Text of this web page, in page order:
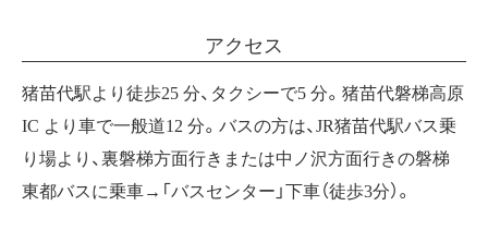
アクセス
猪苗代駅より徒歩25 分、タクシーで5 分。猪苗代磐梯高原
IC より車で一般道12 分。バスの方は、JR猪苗代駅バス乗
り場より、裏磐梯方面行きまたは中ノ沢方面行きの磐梯
東都バスに乗車→「バスセンター」下車（徒歩3分）。